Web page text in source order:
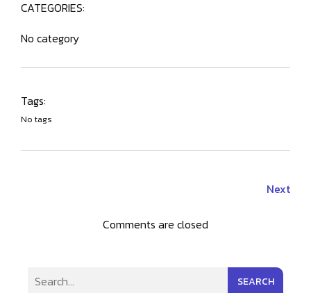
SEARCH
CATEGORIES:
No category
Tags:
No tags
Next
Comments are closed